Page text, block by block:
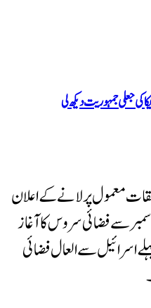
دیکھ لی
پرلانے کے اعلان
آج 22 دسمبر سے فضائی سروس کا آغاز
سے العال فضائی